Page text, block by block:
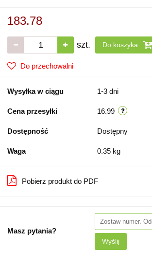
183.78
szt. Do koszyka
Do przechowalni
Wysyłka w ciągu 1-3 dni
Cena przesyłki 16.99
Dostępność Dostępny
Waga 0.35 kg
Pobierz produkt do PDF
Masz pytania?
Wyślij